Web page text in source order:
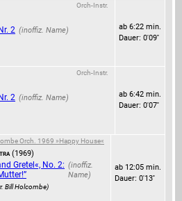
Orch-Instr.
2
ab 6:22 min.
Dauer: 0'09''
Orch-Instr.
2
ab 6:42 min.
Dauer: 0'07''
Orch. 1969 »Happy House«
(1969)
Gretel«, No. 2:
Bill Holcombe)
ab 12:05 min.
Dauer: 0'13''